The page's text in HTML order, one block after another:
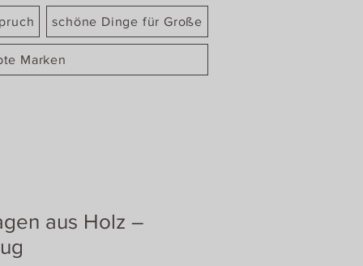
schöne Dinge für Große
Marken
aus Holz –